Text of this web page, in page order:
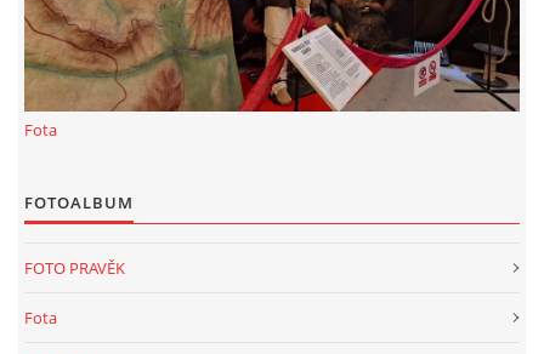
Šárka Dvořáková
Jaurisova 515
Fota
FOTOALBUM
FOTO PRAVĚK
Fota